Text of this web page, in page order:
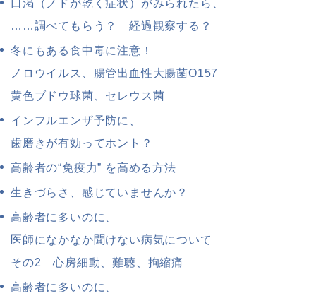
口渇（ノドが乾く症状）がみられたら、
……調べてもらう？ 経過観察する？
冬にもある食中毒に注意！
ノロウイルス、腸管出血性大腸菌O157
黄色ブドウ球菌、セレウス菌
インフルエンザ予防に、
歯磨きが有効ってホント？
高齢者の“免疫力” を高める方法
生きづらさ、感じていませんか？
高齢者に多いのに、
医師になかなか聞けない病気について
その2 心房細動、難聴、拘縮痛
高齢者に多いのに、